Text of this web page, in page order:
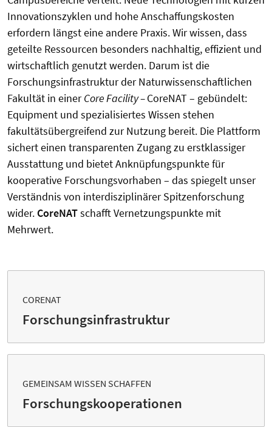
Innovationszyklen und hohe Anschaffungskosten
erfordern längst eine andere Praxis. Wir wissen, dass
geteilte Ressourcen besonders nachhaltig, effizient und
wirtschaftlich genutzt werden. Darum ist die
Forschungsinfrastruktur der Naturwissenschaftlichen
Fakultät in einerCore Facility –CoreNAT – gebündelt:
Equipment und spezialisiertes Wissen stehen
fakultätsübergreifend zur Nutzung bereit. Die Plattform
sichert einen transparenten Zugang zu erstklassiger
Ausstattung und bietet Anknüpfungspunkte für
kooperative Forschungsvorhaben – das spiegelt unser
Verständnis von interdisziplinärer Spitzenforschung
wider. CoreNATschafft Vernetzungspunkte mit
Mehrwert.
CORENAT
Forschungsinfrastruktur
GEMEINSAM WISSEN SCHAFFEN
Forschungs­kooperationen